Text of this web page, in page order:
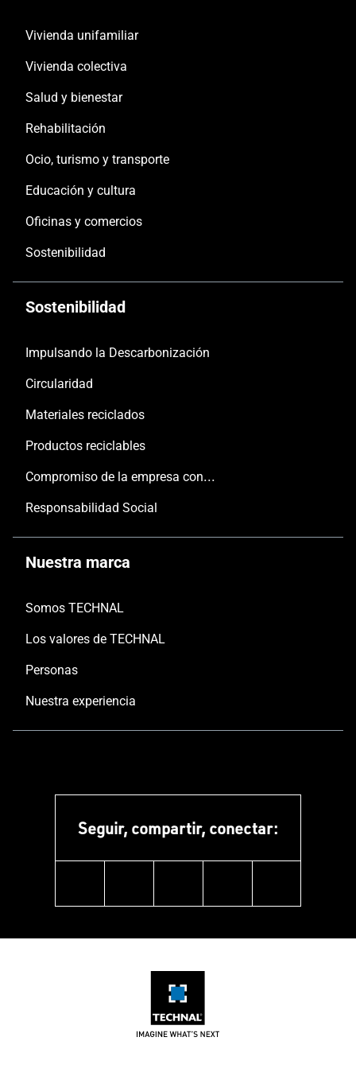
Vivienda unifamiliar
Vivienda colectiva
Salud y bienestar
Rehabilitación
Ocio, turismo y transporte
Educación y cultura
Oficinas y comercios
Sostenibilidad
Sostenibilidad
Impulsando la Descarbonización
Circularidad
Materiales reciclados
Productos reciclables
Compromiso de la empresa con las personas y el planeta
Responsabilidad Social
Nuestra marca
Somos TECHNAL
Los valores de TECHNAL
Personas
Nuestra experiencia
Seguir, compartir, conectar: